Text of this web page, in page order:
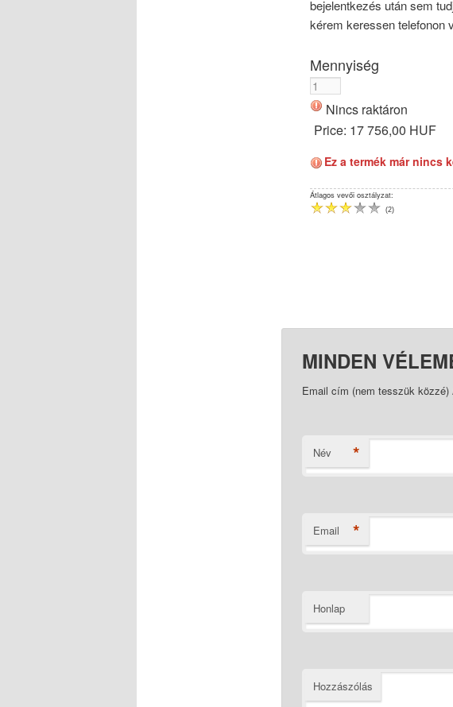
bejelentkezés után sem
kérem keressen telefonon
Mennyiség
Nincs raktáron
Price: 17 756,00 HUF
Ez a termék már nincs
Átlagos vevői osztályzat:
(2)
MINDEN
Email cím (nem tesszük
Név *
Email *
Honlap
Hozzászólás